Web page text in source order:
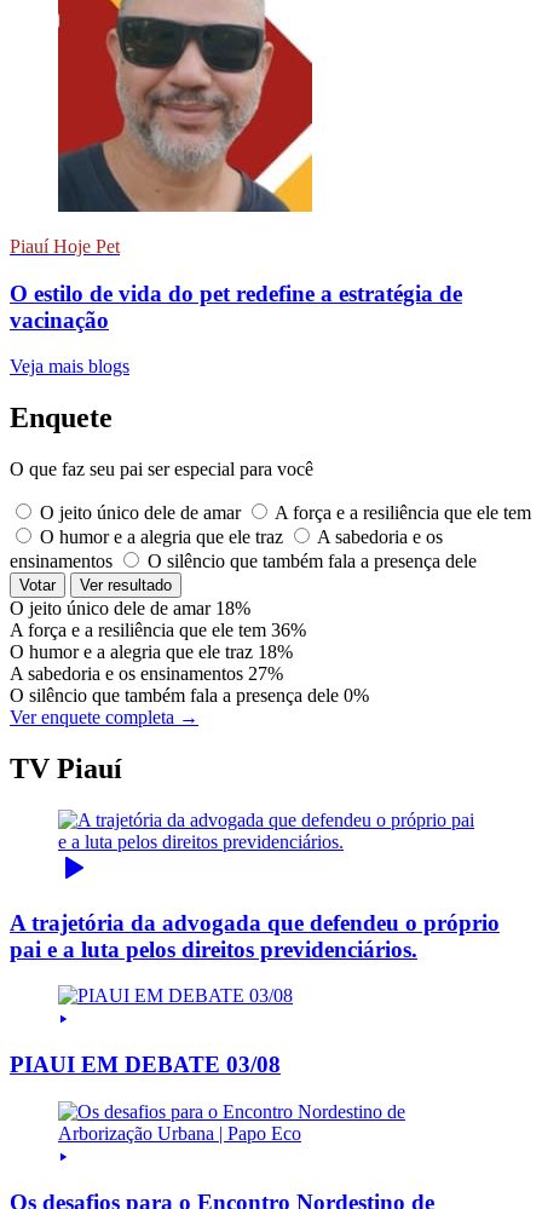
Piauí Hoje Pet
O estilo de vida do pet redefine a estratégia de
vacinação
Veja mais blogs
Enquete
O que faz seu pai ser especial para você
O jeito único dele de amar
A força e a resiliência que ele tem
O humor e a alegria que ele traz
A sabedoria e os
ensinamentos
O silêncio que também fala a presença dele
Votar Ver resultado
O jeito único dele de amar 18%
A força e a resiliência que ele tem 36%
O humor e a alegria que ele traz 18%
A sabedoria e os ensinamentos 27%
O silêncio que também fala a presença dele 0%
Ver enquete completa →
TV Piauí
A trajetória da advogada que defendeu o próprio
pai e a luta pelos direitos previdenciários.
PIAUI EM DEBATE 03/08
Os desafios para o Encontro Nordestino de